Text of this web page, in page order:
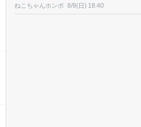
ねこちゃんホンポ 8/9(日) 18:40